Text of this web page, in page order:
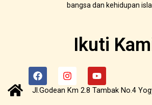
bangsa dan kehidupan
Ikuti
F
a
c
I
n
s
Y
o
u
Jl.Godean Km 2.8 Tambak No.4